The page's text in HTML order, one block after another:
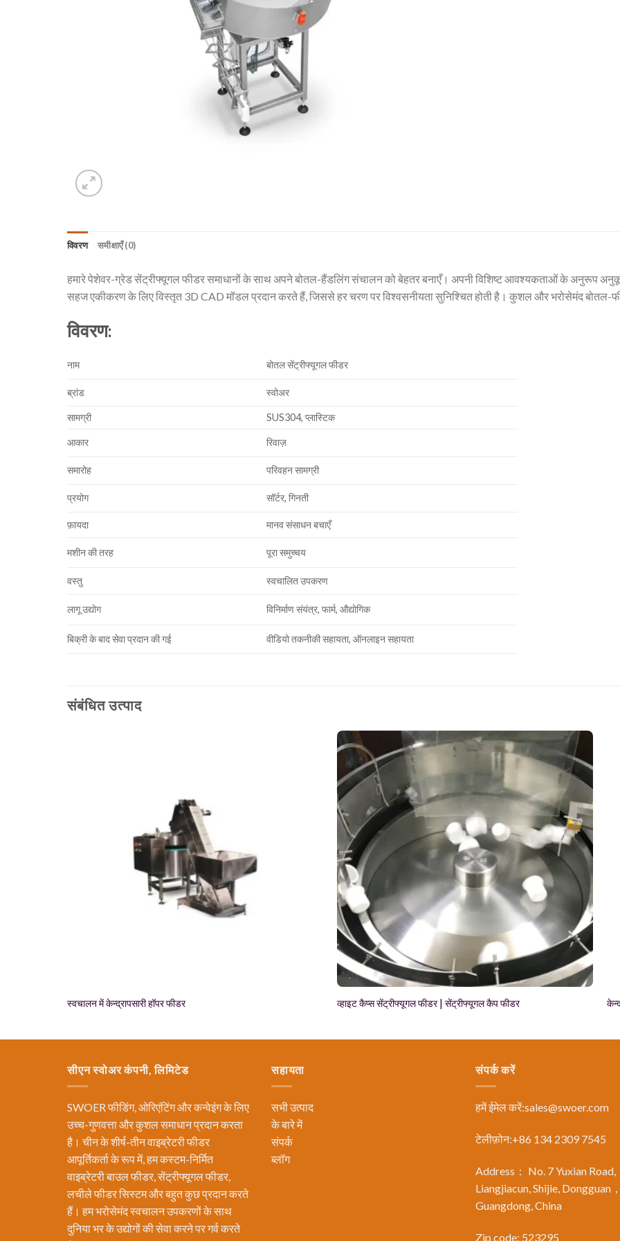
विवरण समीक्षाएँ (0)
हमारे पेशेवर-ग्रेड सेंट्रीफ्यूगल फीडर समाधानों के साथ अपने बोतल-हैंडलिंग संचालन को बेहतर बनाएँ। अपनी विशिष्ट आवश्यकताओं के अनुरूप
सहज एकीकरण के लिए विस्तृत 3D CAD मॉडल प्रदान करते हैं, जिससे हर चरण पर विश्वसनीयता सुनिश्चित होती है। कुशल और भरोसेमंद बोतल-
विवरण:
नाम बोतल सेंट्रीफ्यूगल फीडर
ब्रांड स्वोअर
सामग्री SUS304, प्लास्टिक
आकार रिवाज़
समारोह परिवहन सामग्री
प्रयोग सॉर्टर, गिनती
फ़ायदा मानव संसाधन बचाएँ
मशीन की तरह पूरा समुच्चय
वस्तु स्वचालित उपकरण
लागू उद्योग विनिर्माण संयंत्र, फार्म, औद्योगिक
बिक्री के बाद सेवा प्रदान की गई वीडियो तकनीकी सहायता, ऑनलाइन सहायता
संबंधित उत्पाद
स्वचालन में केन्द्रापसारी हॉपर फीडर व्हाइट कैप्स सेंट्रीफ्यूगल फीडर | सेंट्रीफ्यूगल कैप फीडर
सीएन स्वोअर कंपनी, लिमिटेड
SWOER फीडिंग, ओरिएंटिंग और कन्वेइंग के लिए
उच्च-गुणवत्ता और कुशल समाधान प्रदान करता
है। चीन के शीर्ष-तीन वाइब्रेटरी फीडर
आपूर्तिकर्ता के रूप में, हम कस्टम-निर्मित
वाइब्रेटरी बाउल फीडर, सेंट्रीफ्यूगल फीडर,
लचीले फीडर सिस्टम और बहुत कुछ प्रदान करते
हैं। हम भरोसेमंद स्वचालन उपकरणों के साथ
दुनिया भर के उद्योगों की सेवा करने पर गर्व करते
सहायता
सभी उत्पाद
के बारे में
संपर्क
ब्लॉग
संपर्क करें
हमें ईमेल करें:sales@swoer.com
टेलीफ़ोन:+86 134 2309 7545
Address： No. 7 Yuxian Road,
Liangjiacun, Shijie, Dongguan，
Guangdong, China
Zip code: 523295